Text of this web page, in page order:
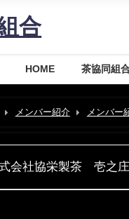
合
HOME 茶協同組
メンバー紹介 メンバー
会社協栄製茶 壱